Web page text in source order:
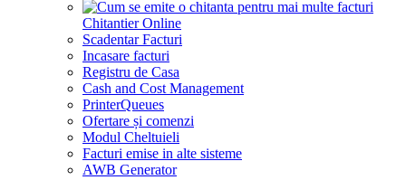
Chitantier Online
Scadentar Facturi
Incasare facturi
Registru de Casa
Cash and Cost Management
PrinterQueues
Ofertare și comenzi
Modul Cheltuieli
Facturi emise in alte sisteme
AWB Generator